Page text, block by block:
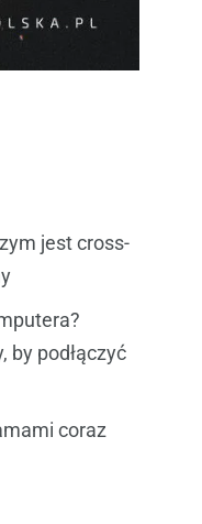
jest cross-
by podłączyć
coraz